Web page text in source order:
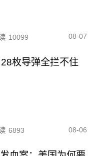
10099 08-07
枚导弹全拦不住
6893 08-06